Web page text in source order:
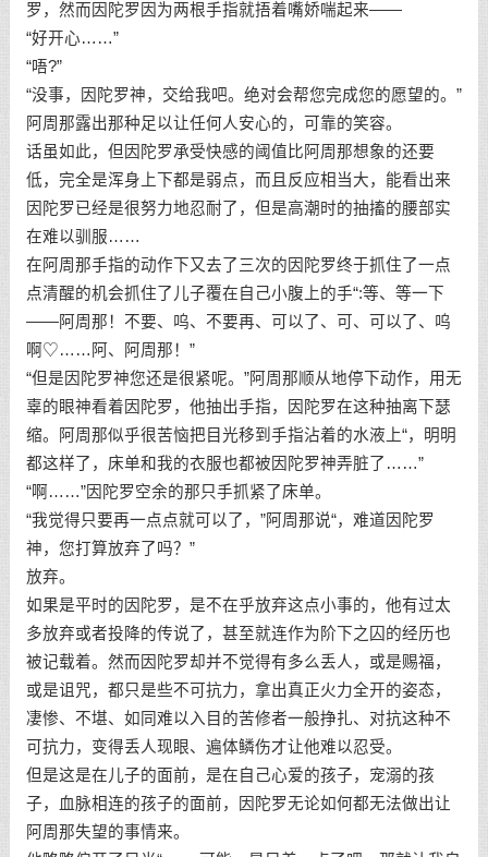
罗，然而因陀罗因为两根手指就捂着嘴娇喘起来——
“好开心……”
“唔?”
“没事，因陀罗神，交给我吧。绝对会帮您完成您的愿望的。”
阿周那露出那种足以让任何人安心的，可靠的笑容。
话虽如此，但因陀罗承受快感的阈值比阿周那想象的还要
低，完全是浑身上下都是弱点，而且反应相当大，能看出来
因陀罗已经是很努力地忍耐了，但是高潮时的抽搐的腰部实
在难以驯服……
在阿周那手指的动作下又去了三次的因陀罗终于抓住了一点
点清醒的机会抓住了儿子覆在自己小腹上的手“:等、等一下
——阿周那！不要、呜、不要再、可以了、可、可以了、呜
啊♡……阿、阿周那！”
“但是因陀罗神您还是很紧呢。”阿周那顺从地停下动作，用无
辜的眼神看着因陀罗，他抽出手指，因陀罗在这种抽离下瑟
缩。阿周那似乎很苦恼把目光移到手指沾着的水液上“，明明
都这样了，床单和我的衣服也都被因陀罗神弄脏了……”
“啊……”因陀罗空余的那只手抓紧了床单。
“我觉得只要再一点点就可以了，”阿周那说“，难道因陀罗
神，您打算放弃了吗？”
放弃。
如果是平时的因陀罗，是不在乎放弃这点小事的，他有过太
多放弃或者投降的传说了，甚至就连作为阶下之囚的经历也
被记载着。然而因陀罗却并不觉得有多么丢人，或是赐福，
或是诅咒，都只是些不可抗力，拿出真正火力全开的姿态，
凄惨、不堪、如同难以入目的苦修者一般挣扎、对抗这种不
可抗力，变得丢人现眼、遍体鳞伤才让他难以忍受。
但是这是在儿子的面前，是在自己心爱的孩子，宠溺的孩
子，血脉相连的孩子的面前，因陀罗无论如何都无法做出让
阿周那失望的事情来。